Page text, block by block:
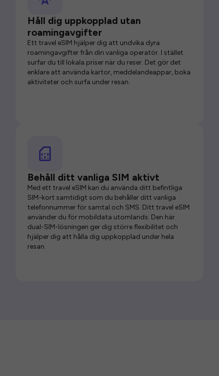
Håll dig uppkopplad utan
roamingavgifter
Ett travel eSIM hjälper dig att undvika dyra
roamingavgifter från din vanliga operatör. I stället
surfar du till lokala priser när du reser. Det gör det
enklare att använda kartor, meddelandeappar, boka
aktiviteter och surfa under resan.
Behåll ditt vanliga SIM aktivt
Med ett travel eSIM kan du använda ditt befintliga
SIM-kort samtidigt som du behåller ditt vanliga
telefonnummer för samtal och SMS. Ditt travel eSIM
använder du för mobildata utomlands. Den här
dual-SIM-lösningen ger dig större flexibilitet och
hjälper dig att hålla dig uppkopplad under hela
resan.